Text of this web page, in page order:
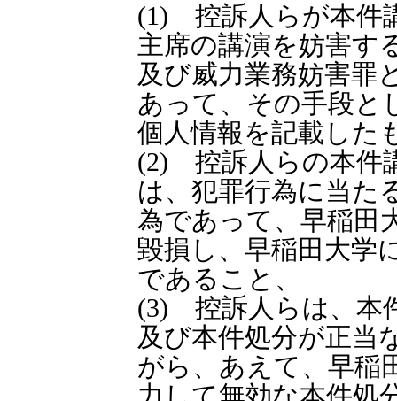
(1) 控訴人らが本件
主席の講演を妨害す
及び威力業務妨害罪
あって、その手段と
個人情報を記載した
(2) 控訴人らの本件
は、犯罪行為に当た
為であって、早稲田
毀損し、早稲田大学
であること、
(3) 控訴人らは、本
及び本件処分が正当
がら、あえて、早稲